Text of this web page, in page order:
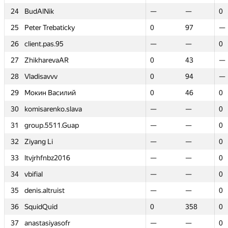
24
BudAlNik — —
0
25
Peter Trebaticky 0 97
—
26
client.pas.95 — —
0
27
ZhikharevaAR 0 43
—
28
Vladisavvv 0 94
—
29
Мокин Василий 0 46
0
30
komisarenko.slava — —
0
31
group.5511.Guap — —
0
32
Ziyang Li — —
0
33
ltvjrhfnbz2016 — —
0
34
vbifial — —
0
35
denis.altruist — —
0
36
SquidQuid 0 358
0
37
anastasiyasofr — —
0
24
BudAlNik — —
0
25
Peter Trebaticky 0 97
—
26
client.pas.95 — —
0
27
ZhikharevaAR 0 43
—
28
Vladisavvv 0 94
—
29
Мокин Василий 0 46
0
30
komisarenko.slava — —
0
31
group.5511.Guap — —
0
32
Ziyang Li — —
0
33
ltvjrhfnbz2016 — —
0
34
vbifial — —
0
35
denis.altruist — —
0
36
SquidQuid 0 358
0
37
anastasiyasofr — —
0